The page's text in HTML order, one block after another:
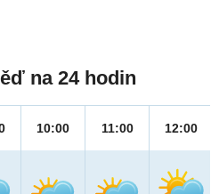
na 24 hodin
10:00 11:00 12:00